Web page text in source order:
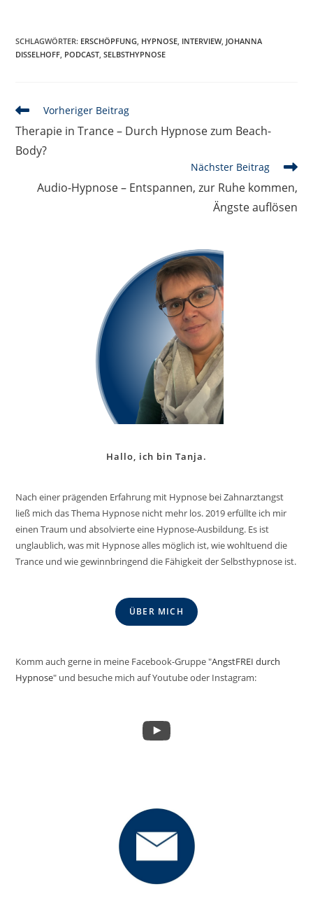
SCHLAGWÖRTER: ERSCHÖPFUNG, HYPNOSE, INTERVIEW, JOHANNA
DISSELHOFF, PODCAST, SELBSTHYPNOSE
Weitere
Artikel
ansehen
Vorheriger Beitrag
Therapie in Trance – Durch Hypnose zum Beach-
Body?
Nächster Beitrag
Audio-Hypnose – Entspannen, zur Ruhe kommen,
Ängste auflösen
Hallo, ich bin Tanja.
Nach einer prägenden Erfahrung mit Hypnose bei Zahnarztangst
ließ mich das Thema Hypnose nicht mehr los. 2019 erfüllte ich mir
einen Traum und absolvierte eine Hypnose-Ausbildung. Es ist
unglaublich, was mit Hypnose alles möglich ist, wie wohltuend die
Trance und wie gewinnbringend die Fähigkeit der Selbsthypnose ist.
ÜBER MICH
Komm auch gerne in meine Facebook-Gruppe "AngstFREI durch
Hypnose" und besuche mich auf Youtube oder Instagram:
YouTube